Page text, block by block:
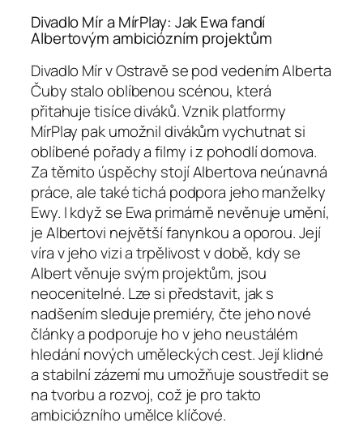
Divadlo Mír a MírPlay: Jak Ewa fandí
Albertovým ambiciózním projektům
Divadlo Mír v Ostravě se pod vedením Alberta
Čuby stalo oblíbenou scénou, která
přitahuje tisíce diváků. Vznik platformy
MírPlay pak umožnil divákům vychutnat si
oblíbené pořady a filmy i z pohodlí domova.
Za těmito úspěchy stojí Albertova neúnavná
práce, ale také tichá podpora jeho manželky
Ewy. I když se Ewa primárně nevěnuje umění,
je Albertovi největší fanynkou a oporou. Její
víra v jeho vizi a trpělivost v době, kdy se
Albert věnuje svým projektům, jsou
neocenitelné. Lze si představit, jak s
nadšením sleduje premiéry, čte jeho nové
články a podporuje ho v jeho neustálém
hledání nových uměleckých cest. Její klidné
a stabilní zázemí mu umožňuje soustředit se
na tvorbu a rozvoj, což je pro takto
ambiciózního umělce klíčové.